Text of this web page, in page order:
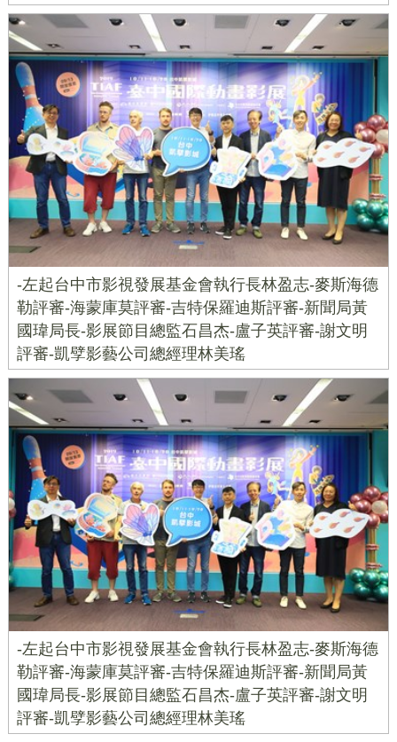
-左起台中市影視發展基金會執行長林盈志-麥斯海德
勒評審-海蒙庫莫評審-吉特保羅迪斯評審-新聞局黃
國瑋局長-影展節目總監石昌杰-盧子英評審-謝文明
評審-凱孹影藝公司總經理林美瑤
-左起台中市影視發展基金會執行長林盈志-麥斯海德
勒評審-海蒙庫莫評審-吉特保羅迪斯評審-新聞局黃
國瑋局長-影展節目總監石昌杰-盧子英評審-謝文明
評審-凱孹影藝公司總經理林美瑤